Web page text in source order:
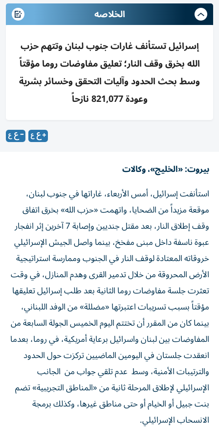
الخلاصه
إسرائيل تستأنف غارات جنوب لبنان وتتهم حزب
الله بخرق وقف النار؛ تعليق مفاوضات روما مؤقتاً
وسط بحث الحدود وآليات التحقق وخسائر بشرية
وعودة 821,077 نازحاً
بيروت: «الخليج»، وكالات
استأنفت إسرائيل، أمس الأربعاء، غاراتها في جنوب لبنان،
موقعة مزيداً من الضحايا، واتهمت «حزب الله» بخرق اتفاق
وقف إطلاق النار، بعد مقتل جنديين وإصابة 7 آخرين إثر انفجار
عبوة ناسفة داخل مبنى مفخخ، بينما واصل الجيش الإسرائيلي
خروقاته المعتادة لوقف النار في الجنوب وممارسة استراتيجية
الأرض المحروقة من خلال تدمير القرى وهدم المنازل، في وقت
تعثرت جلسة مفاوضات روما الثانية بعد طلب إسرائيل تعليقها
مؤقتاً بسبب تسريبات اعتبرتها «مضللة» من الوفد اللبناني،
بينما كان من المقرر أن تختتم اليوم الخميس الجولة السابعة من
المفاوضات بين لبنان واسرائيل برعاية أمريكية، في روما، بعدما
انعقدت جلستان في اليومين الماضيين تركزت حول الحدود
والترتيبات الأمنية، وسط عدم تلقي جواب من الجانب
الإسرائيلي لإطلاق المرحلة ثانية من «المناطق التجريبية» تضم
بنت جبيل أو الخيام أو حتى مناطق غيرها، وكذلك برمجة
الانسحاب الإسرائيلي.